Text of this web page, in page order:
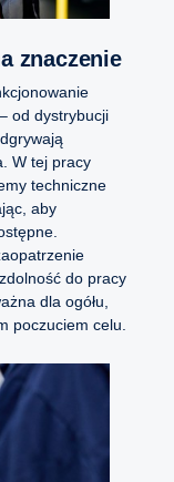
znaczenie
od dystrybucji
W tej pracy
techniczne
aby
do pracy
dla ogółu,
poczuciem celu.